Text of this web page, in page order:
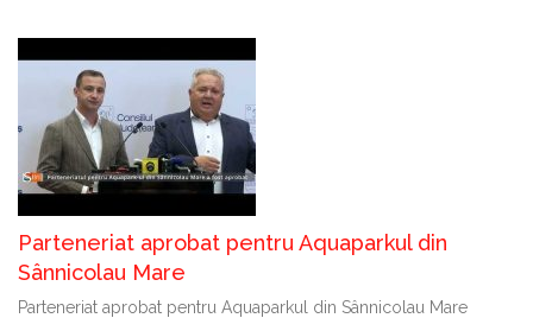
Parteneriat aprobat pentru Aquaparkul din
Sânnicolau Mare
Parteneriat aprobat pentru Aquaparkul din Sânnicolau Mare